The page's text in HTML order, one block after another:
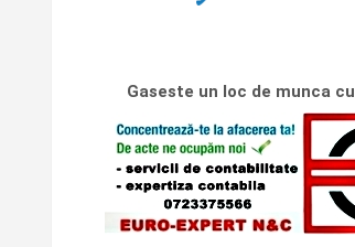
Gaseste un loc de munca cu